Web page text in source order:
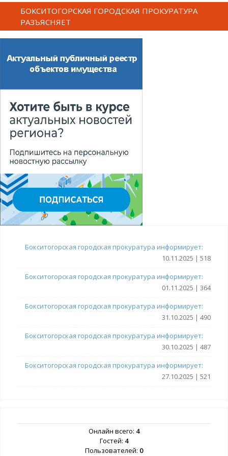
БОКСИТОГОРСКАЯ ГОРОДСКАЯ ПРОКУРАТУРА
РАЗЪЯСНЯЕТ
Бокситогорская городская прокуратура информирует:
10.11.2025 | 518
Бокситогорская городская прокуратура информирует:
01.11.2025 | 364
Бокситогорская городская прокуратура информирует:
31.10.2025 | 490
Бокситогорская городская прокуратура информирует:
30.10.2025 | 487
Бокситогорская городская прокуратура информирует:
27.10.2025 | 521
Онлайн всего: 4
Гостей: 4
Пользователей: 0